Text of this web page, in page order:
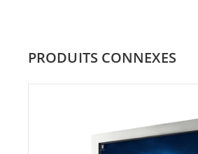
PRODUITS CONNEXES